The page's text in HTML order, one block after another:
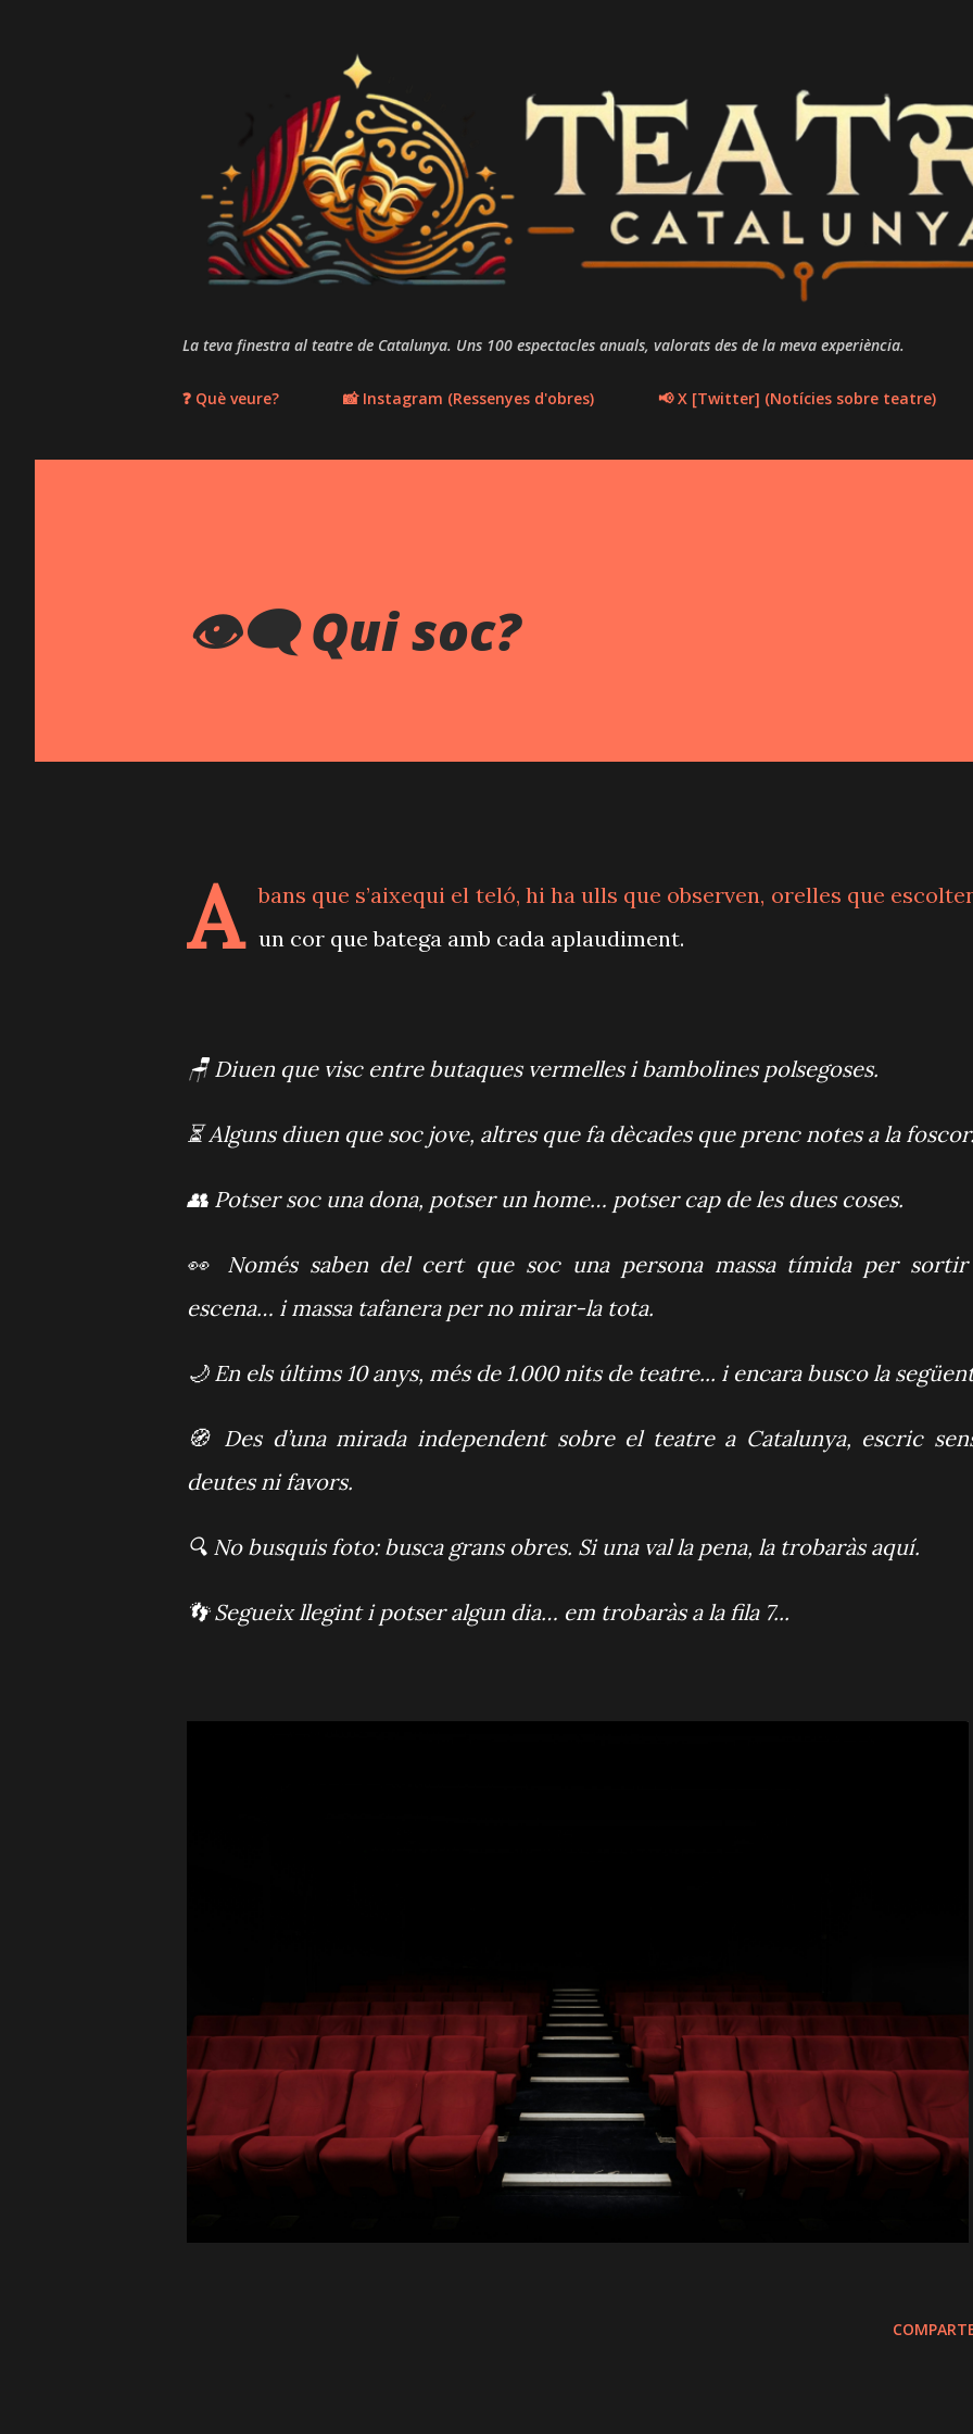
La teva finestra al teatre de Catalunya. Uns 100 espectacles anuals, valorats des de la meva experiència.
❓ Què veure? 📸 Instagram (Ressenyes d'obres) 📢 X [Twitter] (Notícies sobre teatre)
👁️‍🗨️ Qui soc?
A
bans que s’aixequi el teló, hi ha ulls que observen, orelles que
un cor que batega amb cada aplaudiment.
🪑 Diuen que visc entre butaques vermelles i bambolines polsegoses.
⏳ Alguns diuen que soc jove, altres que fa dècades que prenc notes a la
👥 Potser soc una dona, potser un home… potser cap de les dues coses.
👀 Només saben del cert que soc una persona massa tímida per
escena… i massa tafanera per no mirar-la tota.
🌙 En els últims 10 anys, més de 1.000 nits de teatre... i encara busco la
🧭 Des d’una mirada independent sobre el teatre a Catalunya, escric
deutes ni favors.
🔍 No busquis foto: busca grans obres. Si una val la pena, la trobaràs aquí.
👣 Segueix llegint i potser algun dia… em trobaràs a la fila 7...